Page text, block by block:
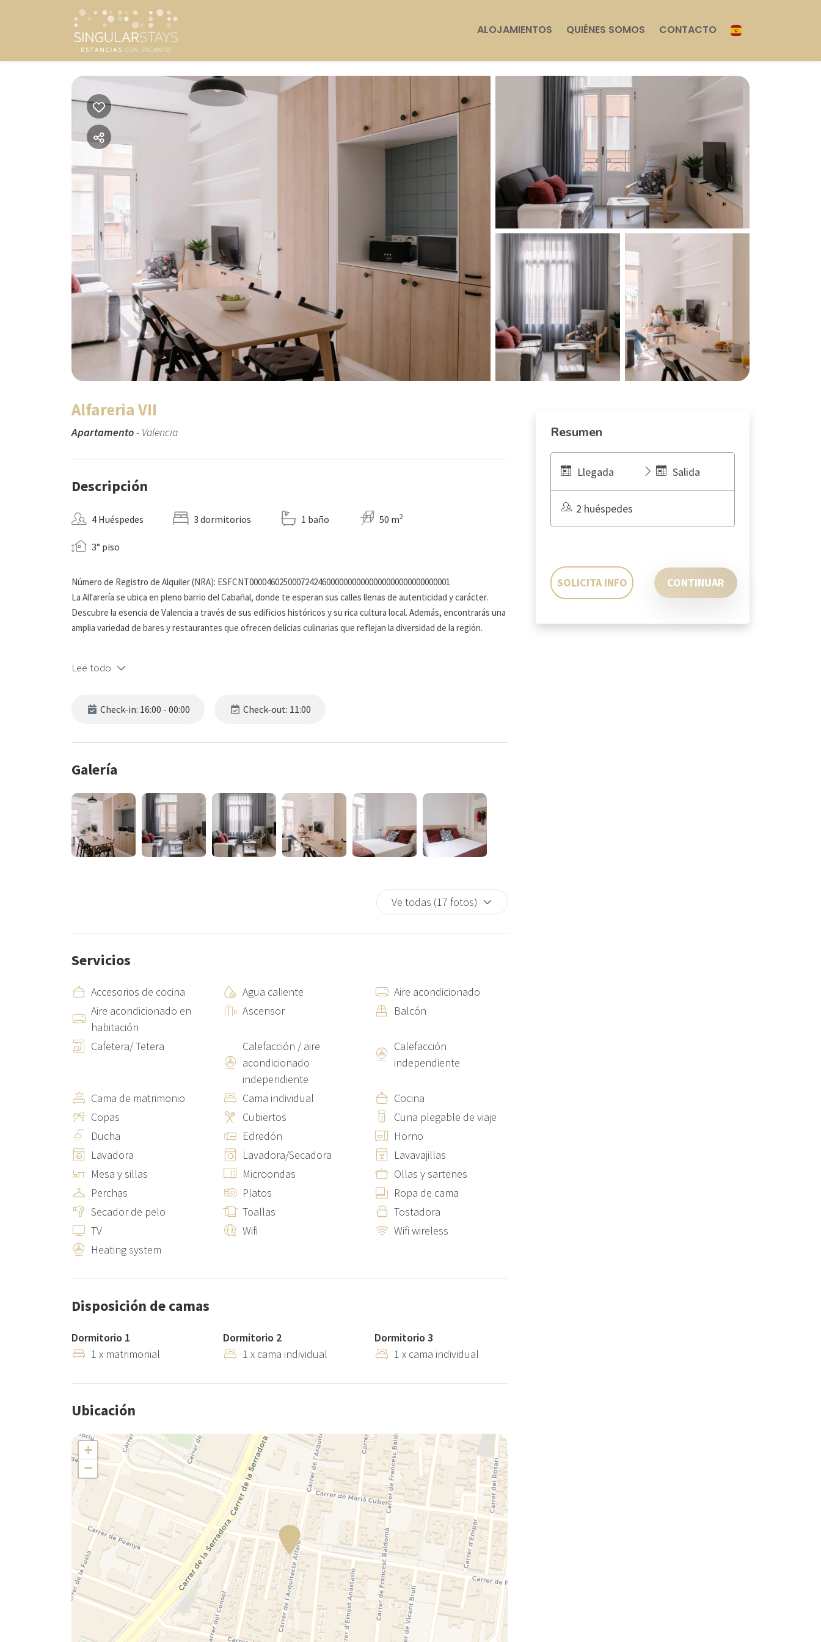
ALOJAMIENTOS QUIÉNES SOMOS CONTACTO
Alfareria VII
Apartamento- Valencia
Descripción
4 Huéspedes 3 dormitorios 1 baño 50 m2
3° piso
Número de Registro de Alquiler (NRA): ESFCNT00004602500072424600000000000000000000000000001
La Alfarería se ubica en pleno barrio del Cabañal, donde te esperan sus calles llenas de autenticidad y carácter.
Descubre la esencia de Valencia a través de sus edificios históricos y su rica cultura local. Además, encontrarás una
amplia variedad de bares y restaurantes que ofrecen delicias culinarias que reflejan la diversidad de la región.
minutos andando podrás disfrutar del mar Mediterráneo en la playa de las arenas, y sólo a un breve trayecto en
funcionará como límite a modo de fianza en caso de incidentes en la propiedad.
Se deberá firmar un contrato de arrendamiento previamente a la llegada al alojamiento.
El consumo de electricidad está incluido hasta 90€ por mes, el exceso de consumo eléctrico correrá a cargo del
inquilino.
Lee todo
Check-in: 16:00 - 00:00 Check-out: 11:00
Galería
Ve todas (17 fotos)
Servicios
Accesorios de cocina Agua caliente
Aire acondicionado
Aire acondicionado en
habitación
Ascensor Balcón
Cafetera/ Tetera
Calefacción / aire
acondicionado
independiente
Calefacción
independiente
Cama de matrimonio Cama individual
Cocina
Copas
Cubiertos
Cuna plegable de viaje
Ducha
Edredón
Horno
Lavadora
Lavadora/Secadora
Lavavajillas
Mesa y sillas
Microondas
Ollas y sartenes
Perchas
Platos
Ropa de cama
Secador de pelo
Toallas
Tostadora
TV
Wifi
Wifi wireless
Heating system
Disposición de camas
Dormitorio 1
1 x matrimonial
Dormitorio 2
1 x cama individual
Dormitorio 3
1 x cama individual
Ubicación
+
−
Resumen
Llegada Salida
2 huéspedes
SOLICITA INFO CONTINUAR